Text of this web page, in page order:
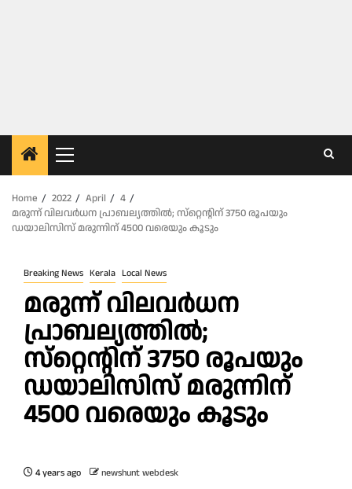
Primary
Menu
Home
2022 April
4
മരുന്ന്‌ വിലവർധന പ്രാബല്യത്തിൽ; സ്‌റ്റെന്റിന്‌ 3750 രൂപയും
ഡയാലിസിസ്‌ മരുന്നിന്‌ 4500 വരെയും കൂടും
Breaking News Kerala Local News
മരുന്ന്‌ വിലവർധന
പ്രാബല്യത്തിൽ;
സ്‌റ്റെന്റിന്‌ 3750 രൂപയും
ഡയാലിസിസ്‌ മരുന്നിന്‌
4500 വരെയും കൂടും
4 years ago newshunt webdesk